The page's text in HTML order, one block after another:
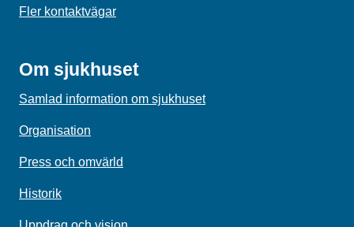
Fler kontaktvägar
Om sjukhuset
Samlad information om sjukhuset
Organisation
Press och omvärld
Historik